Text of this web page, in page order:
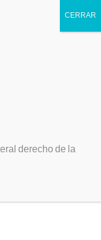
derecho de la